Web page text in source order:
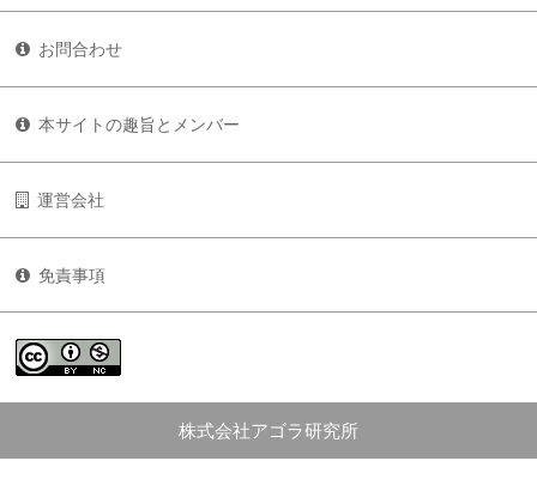
お問合わせ
本サイトの趣旨とメンバー
運営会社
免責事項
株式会社アゴラ研究所